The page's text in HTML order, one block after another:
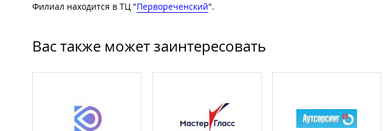
Филиал находится в ТЦ "Первореченский".
Вас также может заинтересовать